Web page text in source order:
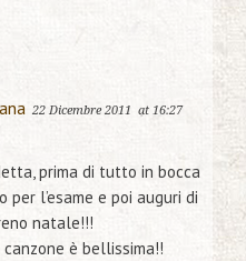
22 Dicembre 2011 at 16:27
prima di tutto in bocca
per l’esame e poi auguri di
natale!!!
è bellissima!!